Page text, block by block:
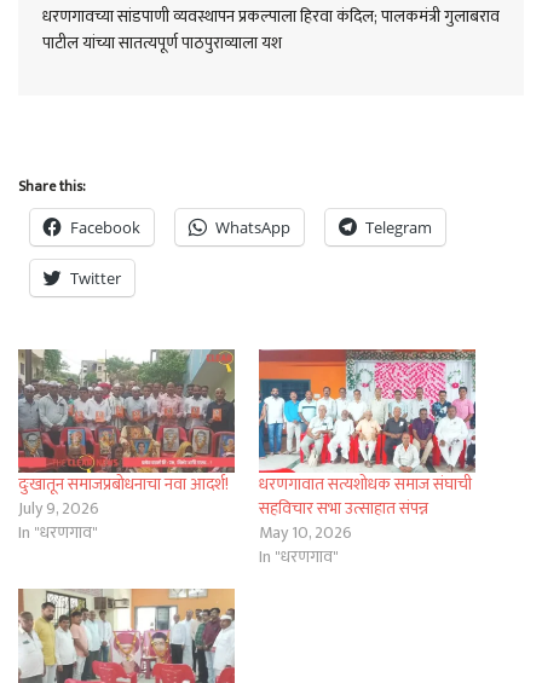
धरणगावच्या सांडपाणी व्यवस्थापन प्रकल्पाला हिरवा कंदिल; पालकमंत्री गुलाबराव
पाटील यांच्या सातत्यपूर्ण पाठपुराव्याला यश
Share this:
Facebook WhatsApp Telegram
Twitter
दुःखातून समाजप्रबोधनाचा नवा आदर्श!
July 9, 2026
In "धरणगाव"
धरणगावात सत्यशोधक समाज संघाची
सहविचार सभा उत्साहात संपन्न
May 10, 2026
In "धरणगाव"